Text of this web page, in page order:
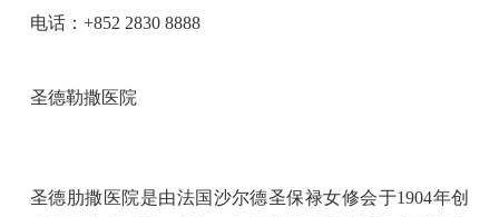
电话：+852 2830 8888
圣德勒撒医院
圣德肋撒医院是由法国沙尔德圣保禄女修会于1904年创